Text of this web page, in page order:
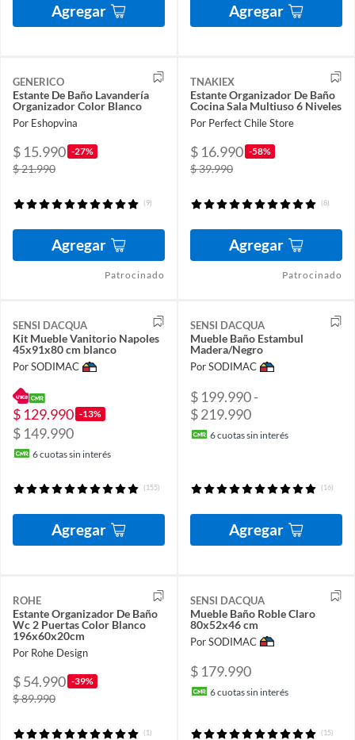
Agregar Agregar
GENERICO
Estante De Baño Lavandería
Organizador Color Blanco
Por Eshopvina
$ 15.990 -27%
$ 21.990
(9)
Agregar
Patrocinado
TNAKIEX
Estante Organizador De Baño
Cocina Sala Multiuso 6 Niveles
Por Perfect Chile Store
$ 16.990 -58%
$ 39.990
(8)
Agregar
Patrocinado
SENSI DACQUA
Kit Mueble Vanitorio Napoles
45x91x80 cm blanco
Por SODIMAC
$ 129.990 -13%
$ 149.990
6cuotas sin interés
(155)
Agregar
SENSI DACQUA
Mueble Baño Estambul
Madera/Negro
Por SODIMAC
$ 199.990 -
$ 219.990
6cuotas sin interés
(16)
Agregar
ROHE
Estante Organizador De Baño
Wc 2 Puertas Color Blanco
196x60x20cm
Por Rohe Design
$ 54.990 -39%
$ 89.990
(1)
SENSI DACQUA
Mueble Baño Roble Claro
80x52x46 cm
Por SODIMAC
$ 179.990
6cuotas sin interés
(15)